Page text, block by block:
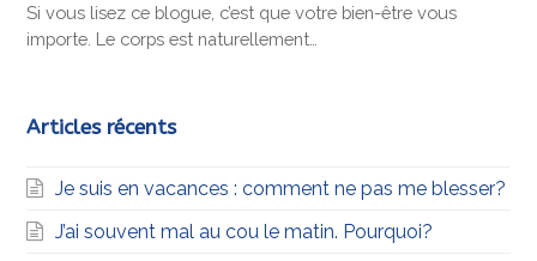
Si vous lisez ce blogue, c’est que votre bien-être vous
importe. Le corps est naturellement…
Articles récents
Je suis en vacances : comment ne pas me blesser?
J’ai souvent mal au cou le matin. Pourquoi?